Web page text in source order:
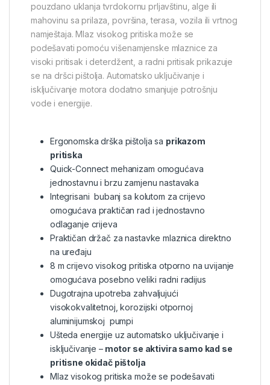
pouzdano uklanja tvrdokornu prljavštinu, alge ili
mahovinu sa prilaza, površina, terasa, vozila ili vrtnog
namještaja. Mlaz visokog pritiska može se
podešavati pomoću višenamjenske mlaznice za
visoki pritisak i deterdžent, a radni pritisak prikazuje
se na dršci pištolja. Automatsko uključivanje i
isključivanje motora dodatno smanjuje potrošnju
vode i energije.
Ergonomska drška pištolja sa prikazom
pritiska
Quick-Connect mehanizam omogućava
jednostavnu i brzu zamjenu nastavaka
Integrisani bubanj sa kolutom za crijevo
omogućava praktičan rad i jednostavno
odlaganje crijeva
Praktičan držač za nastavke mlaznica direktno
na uređaju
8 m crijevo visokog pritiska otporno na uvijanje
omogućava posebno veliki radni radijus
Dugotrajna upotreba zahvaljujući
visokokvalitetnoj, korozijski otpornoj
aluminijumskoj pumpi
Ušteda energije uz automatsko uključivanje i
isključivanje –motor se aktivira samo kad se
pritisne okidač pištolja
Mlaz visokog pritiska može se podešavati